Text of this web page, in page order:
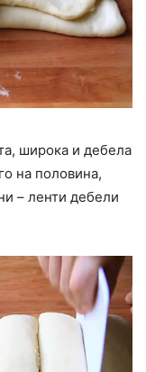
широка и дебела
на половина,
– ленти дебели